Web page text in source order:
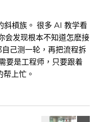
斜槓族。 很多 AI 教学看
会发现根本不知道怎麽接
己测一轮，再把流程拆
要是工程师，只要跟着
上忙。